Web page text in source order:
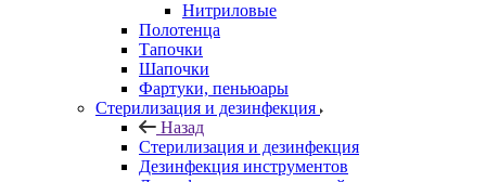
Нитриловые
Полотенца
Тапочки
Шапочки
Фартуки, пеньюары
Стерилизация и дезинфекция
Назад
Стерилизация и дезинфекция
Дезинфекция инструментов